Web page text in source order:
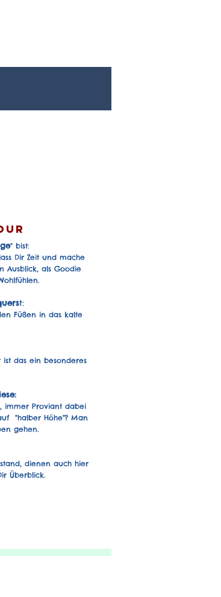
" bist:
Dir Zeit und mache
Ausblick, als Goodie
t:
Füßen in das kalte
das ein besonderes
immer Proviant dabei
"halber Höhe"? Man
gehen.
dienen auch hier
Überblick.